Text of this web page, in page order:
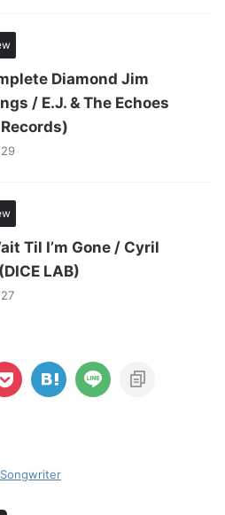
Diamond Jim
/ E.J. & The Echoes
Til I’m Gone / Cyril
LAB)